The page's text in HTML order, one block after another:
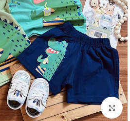
بزرگنمایی تصویر